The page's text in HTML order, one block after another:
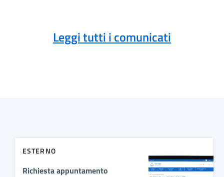
Leggi tutti i comunicati
ESTERNO
Richiesta appuntamento